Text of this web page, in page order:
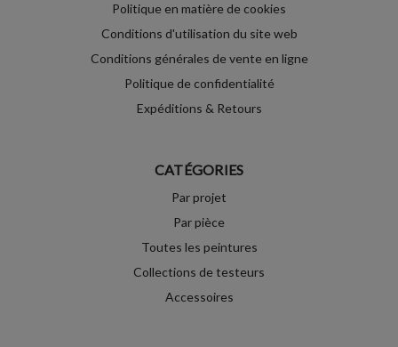
Politique en matière de cookies
Conditions d'utilisation du site web
Conditions générales de vente en ligne
Politique de confidentialité
Expéditions & Retours
CATÉGORIES
Par projet
Par pièce
Toutes les peintures
Collections de testeurs
Accessoires